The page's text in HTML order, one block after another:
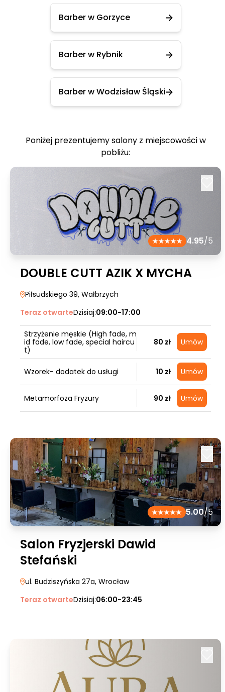
Barber w Gorzyce
Barber w Rybnik
Barber w Wodzisław Śląski
Poniżej prezentujemy salony z miejscowości w
pobliżu:
4.95/5
DOUBLE CUTT AZIK X MYCHA
Piłsudskiego 39, Wałbrzych
Teraz otwarteDzisiaj:09:00-17:00
Strzyżenie męskie (High fade, m
id fade, low fade, special haircu
t)
80 zł Umów
Wzorek- dodatek do usługi 10 zł Umów
Metamorfoza Fryzury 90 zł Umów
5.00/5
Salon Fryzjerski Dawid
Stefański
ul. Budziszyńska 27a, Wrocław
Teraz otwarteDzisiaj:06:00-23:45